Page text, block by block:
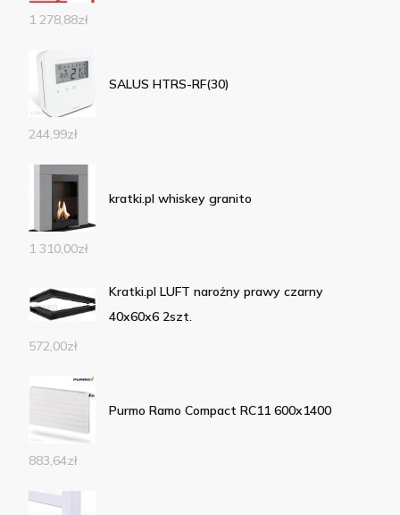
1 278,88zł
SALUS HTRS-RF(30)
244,99zł
kratki.pl whiskey granito
1 310,00zł
Kratki.pl LUFT narożny prawy czarny
40x60x6 2szt.
572,00zł
Purmo Ramo Compact RC11 600x1400
883,64zł